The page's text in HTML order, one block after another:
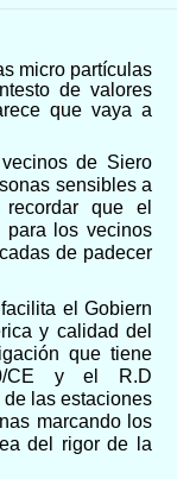
micro partículas
de valores
que vaya a
de Siero
sensibles a
que el
para los vecinos
de padecer
facilita el Gobiern
y calidad del
que tiene
CE y el R.D
las estaciones
marcando los
del rigor de la